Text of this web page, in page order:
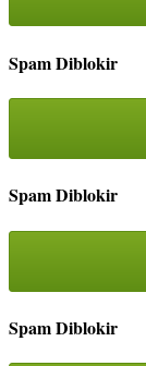
Spam Diblokir
Spam Diblokir
Spam Diblokir